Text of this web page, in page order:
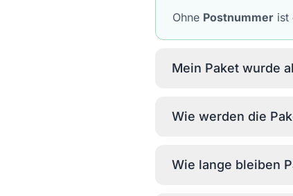
Ohne Postnummer ist
Mein Paket wurde
Wie werden die
Wie lange bleiben